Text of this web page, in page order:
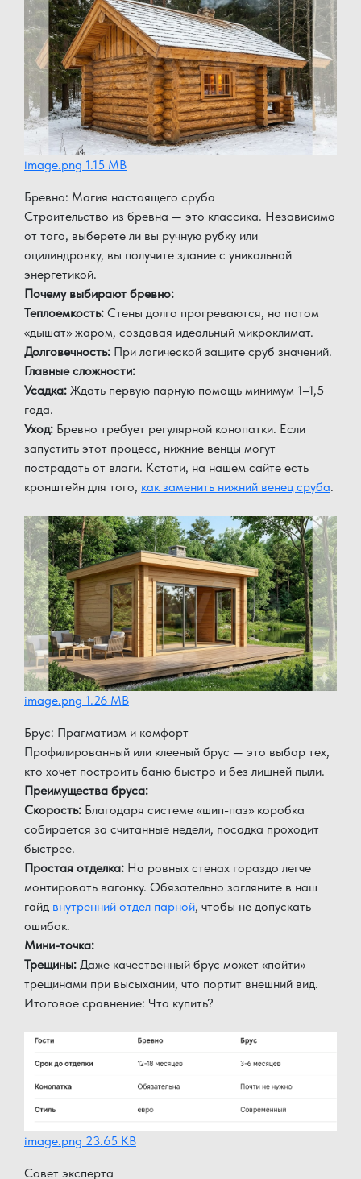
image.png 1.15 MB
Бревно: Магия настоящего сруба
Строительство из бревна — это классика. Независимо
от того, выберете ли вы ручную рубку или
оцилиндровку, вы получите здание с уникальной
энергетикой.
Почему выбирают бревно:
Теплоемкость: Стены долго прогреваются, но потом
«дышат» жаром, создавая идеальный микроклимат.
Долговечность: При логической защите сруб значений.
Главные сложности:
Усадка: Ждать первую парную помощь минимум 1–1,5
года.
Уход: Бревно требует регулярной конопатки. Если
запустить этот процесс, нижние венцы могут
пострадать от влаги. Кстати, на нашем сайте есть
кронштейн для того, как заменить нижний венец сруба.
image.png 1.26 MB
Брус: Прагматизм и комфорт
Профилированный или клееный брус — это выбор тех,
кто хочет построить баню быстро и без лишней пыли.
Преимущества бруса:
Скорость: Благодаря системе «шип-паз» коробка
собирается за считанные недели, посадка проходит
быстрее.
Простая отделка: На ровных стенах гораздо легче
монтировать вагонку. Обязательно загляните в наш
гайд внутренний отдел парной, чтобы не допускать
ошибок.
Мини-точка:
Трещины: Даже качественный брус может «пойти»
трещинами при высыхании, что портит внешний вид.
Итоговое сравнение: Что купить?
image.png 23.65 KB
Совет эксперта